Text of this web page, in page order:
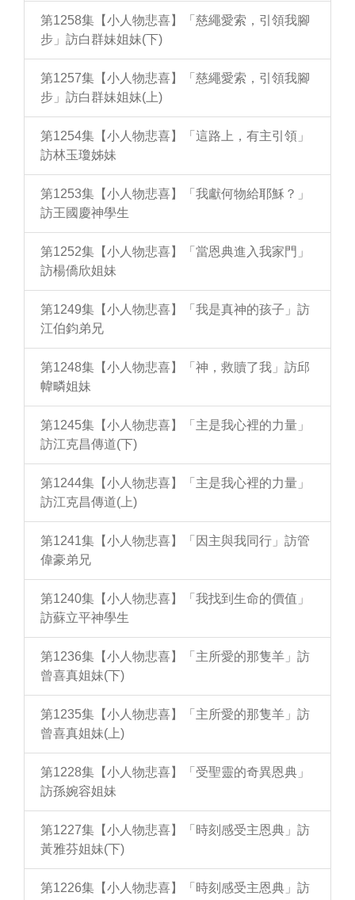
第1258集【小人物悲喜】「慈繩愛索，引領我腳
步」訪白群妹姐妹(下)
第1257集【小人物悲喜】「慈繩愛索，引領我腳
步」訪白群妹姐妹(上)
第1254集【小人物悲喜】「這路上，有主引領」
訪林玉瓊姊妹
第1253集【小人物悲喜】「我獻何物給耶穌？」
訪王國慶神學生
第1252集【小人物悲喜】「當恩典進入我家門」
訪楊僑欣姐妹
第1249集【小人物悲喜】「我是真神的孩子」訪
江伯鈞弟兄
第1248集【小人物悲喜】「神，救贖了我」訪邱
幃疄姐妹
第1245集【小人物悲喜】「主是我心裡的力量」
訪江克昌傳道(下)
第1244集【小人物悲喜】「主是我心裡的力量」
訪江克昌傳道(上)
第1241集【小人物悲喜】「因主與我同行」訪管
偉豪弟兄
第1240集【小人物悲喜】「我找到生命的價值」
訪蘇立平神學生
第1236集【小人物悲喜】「主所愛的那隻羊」訪
曾喜真姐妹(下)
第1235集【小人物悲喜】「主所愛的那隻羊」訪
曾喜真姐妹(上)
第1228集【小人物悲喜】「受聖靈的奇異恩典」
訪孫婉容姐妹
第1227集【小人物悲喜】「時刻感受主恩典」訪
黃雅芬姐妹(下)
第1226集【小人物悲喜】「時刻感受主恩典」訪